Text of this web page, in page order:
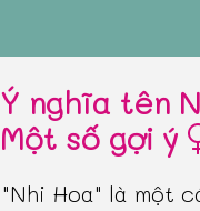
Ý nghĩa tên
Một số gợi ý
"Nhi Hoa" là một